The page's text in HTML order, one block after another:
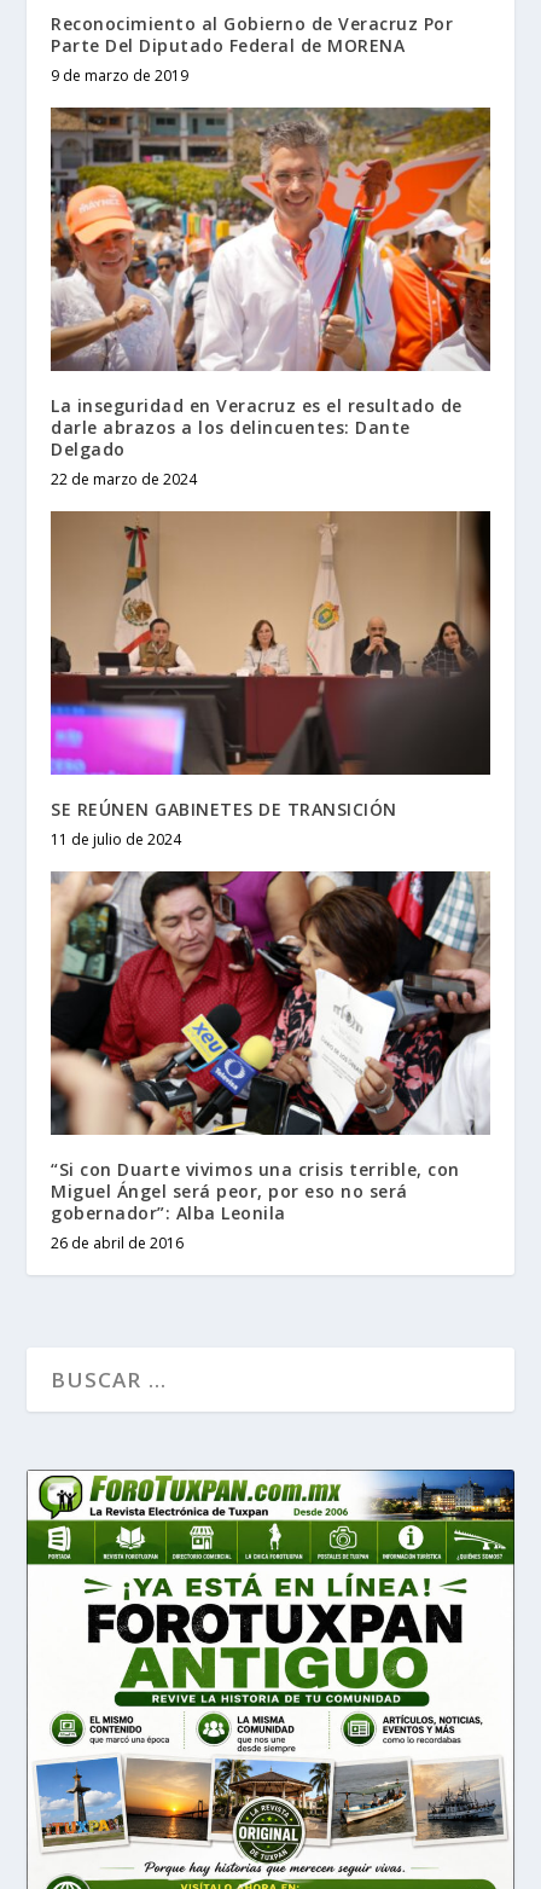
Reconocimiento al Gobierno de Veracruz Por
Parte Del Diputado Federal de MORENA
9 de marzo de 2019
La inseguridad en Veracruz es el resultado de
darle abrazos a los delincuentes: Dante
Delgado
22 de marzo de 2024
SE REÚNEN GABINETES DE TRANSICIÓN
11 de julio de 2024
“Si con Duarte vivimos una crisis terrible, con
Miguel Ángel será peor, por eso no será
gobernador”: Alba Leonila
26 de abril de 2016